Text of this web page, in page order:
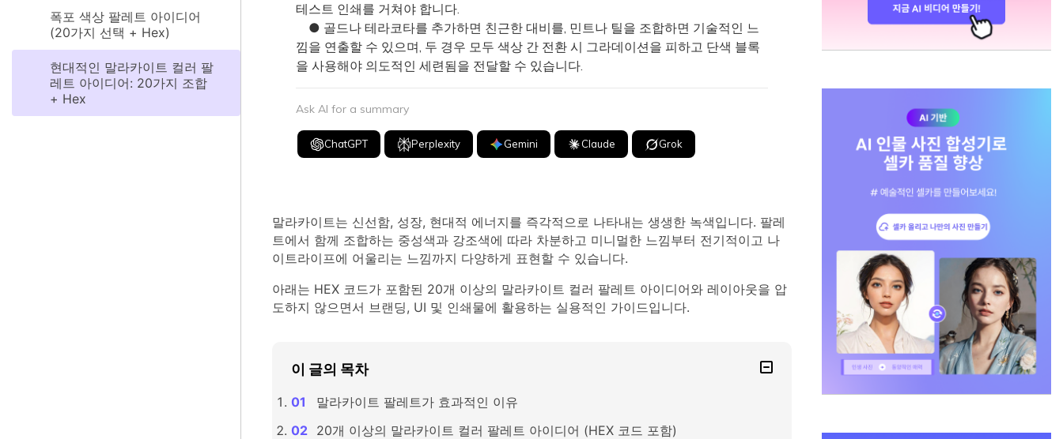
폭포 색상 팔레트 아이디어
(20가지 선택 + Hex)
현대적인 말라카이트 컬러 팔
레트 아이디어: 20가지 조합
+ Hex
테스트 인쇄를 거쳐야 합니다.
● 골드나 테라코타를 추가하면 친근한 대비를, 민트나 틸을 조합하면 기술적인 느
낌을 연출할 수 있으며, 두 경우 모두 색상 간 전환 시 그라데이션을 피하고 단색 블록
을 사용해야 의도적인 세련됨을 전달할 수 있습니다.
Ask AI for a summary
ChatGPT Perplexity Gemini Claude Grok
말라카이트는 신선함, 성장, 현대적 에너지를 즉각적으로 나타내는 생생한 녹색입니다. 팔레
트에서 함께 조합하는 중성색과 강조색에 따라 차분하고 미니멀한 느낌부터 전기적이고 나
이트라이프에 어울리는 느낌까지 다양하게 표현할 수 있습니다.
아래는 HEX 코드가 포함된 20개 이상의 말라카이트 컬러 팔레트 아이디어와 레이아웃을 압
도하지 않으면서 브랜딩, UI 및 인쇄물에 활용하는 실용적인 가이드입니다.
이 글의 목차
말라카이트 팔레트가 효과적인 이유
20개 이상의 말라카이트 컬러 팔레트 아이디어 (HEX 코드 포함)